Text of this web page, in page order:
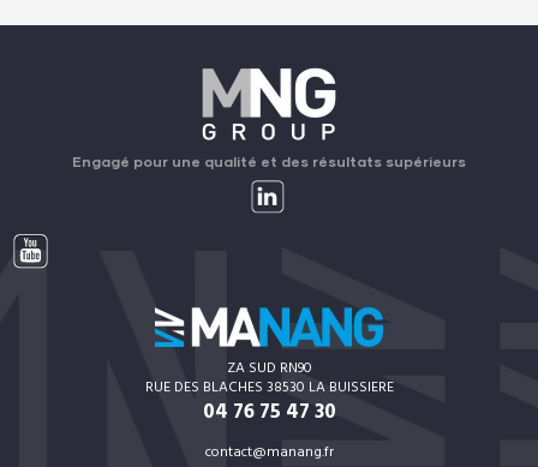
Engagé pour une qualité et des résultats supérieurs
ZA SUD RN90
RUE DES BLACHES 38530 LA BUISSIERE
04 76 75 47 30
contact@manang.fr